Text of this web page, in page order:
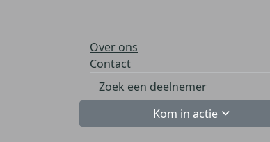
Over ons
Contact
Kom in actie